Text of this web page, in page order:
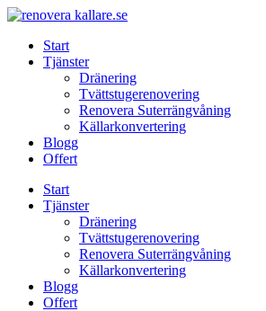
Skip
contentStart
Tjänster
Dränering
Tvättstugerenovering
Renovera Suterrängvåning
Källarkonvertering
Blogg
Offert
Start
Tjänster
Dränering
Tvättstugerenovering
Renovera Suterrängvåning
Källarkonvertering
Blogg
Offert